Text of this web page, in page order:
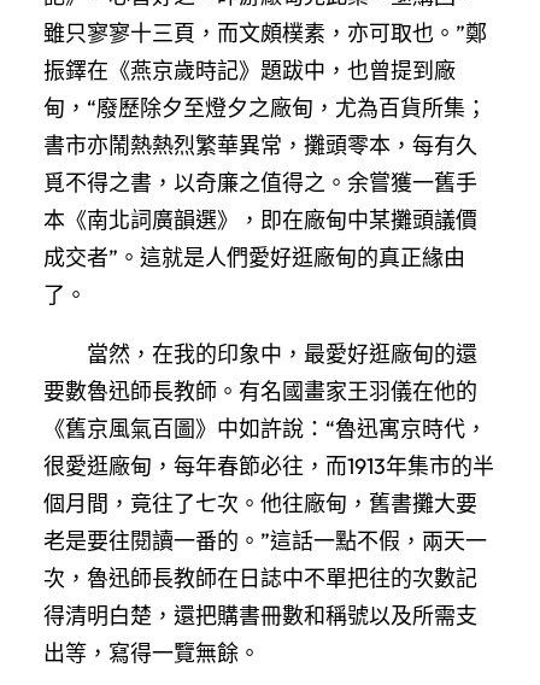
雖只寥寥十三頁，而文頗樸素，亦可取也。”鄭
振鐸在《燕京歲時記》題跋中，也曾提到廠
甸，“廢歷除夕至燈夕之廠甸，尤為百貨所集；
書市亦鬧熱熱烈繁華異常，攤頭零本，每有久
覓不得之書，以奇廉之值得之。余嘗獲一舊手
本《南北詞廣韻選》，即在廠甸中某攤頭議價
成交者”。這就是人們愛好逛廠甸的真正緣由
了。
當然，在我的印象中，最愛好逛廠甸的還
要數魯迅師長教師。有名國畫家王羽儀在他的
《舊京風氣百圖》中如許說：“魯迅寓京時代，
很愛逛廠甸，每年春節必往，而1913年集市的半
個月間，竟往了七次。他往廠甸，舊書攤大要
老是要往閱讀一番的。”這話一點不假，兩天一
次，魯迅師長教師在日誌中不單把往的次數記
得清明白楚，還把購書冊數和稱號以及所需支
出等，寫得一覽無餘。